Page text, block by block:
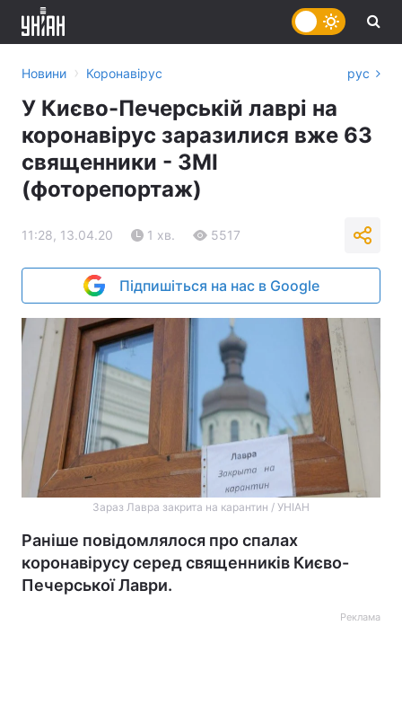
Новини › Коронавірус рус
У Києво-Печерській лаврі на
коронавірус заразилися вже 63
священники - ЗМІ
(фоторепортаж)
11:28, 13.04.20 1 хв. 5517
Підпишіться на нас в Google
Зараз Лавра закрита на карантин / УНІАН
Раніше повідомлялося про спалах
коронавірусу серед священників Києво-
Печерської Лаври.
Реклама